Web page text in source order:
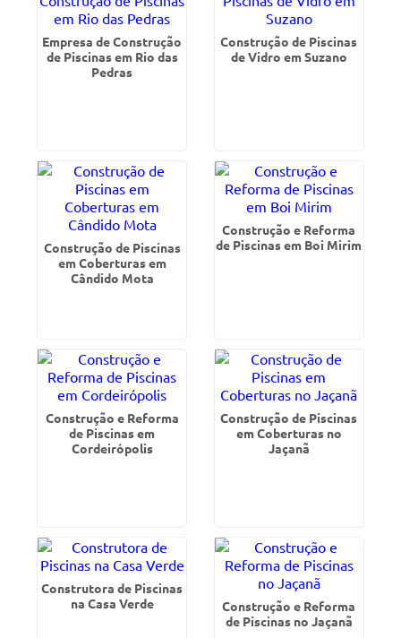
Empresa de Construção
de Piscinas em Rio das
Pedras
Construção de Piscinas
de Vidro em Suzano
Construção de Piscinas
em Coberturas em
Cândido Mota
Construção e Reforma
de Piscinas em Boi Mirim
Construção e Reforma
de Piscinas em
Cordeirópolis
Construção de Piscinas
em Coberturas no
Jaçanã
Construtora de Piscinas
na Casa Verde
Construção e Reforma
de Piscinas no Jaçanã